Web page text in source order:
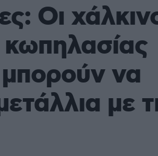
Οι
κωπηλασίας
να
με